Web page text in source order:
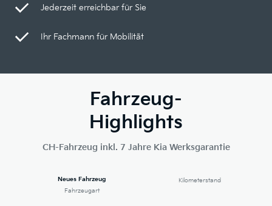
Jederzeit erreichbar für Sie
Ihr Fachmann für Mobilität
Fahrzeug-
Highlights
CH-Fahrzeug inkl. 7 Jahre Kia Werksgarantie
Neues Fahrzeug
Fahrzeugart
Kilometerstand